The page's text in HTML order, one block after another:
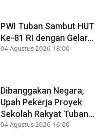
PWI Tuban Sambut HUT
Ke-81 RI dengan Gelar...
04 Agustus 2026 18:00
Dibanggakan Negara,
Upah Pekerja Proyek
Sekolah Rakyat Tuban...
04 Agustus 2026 16:00